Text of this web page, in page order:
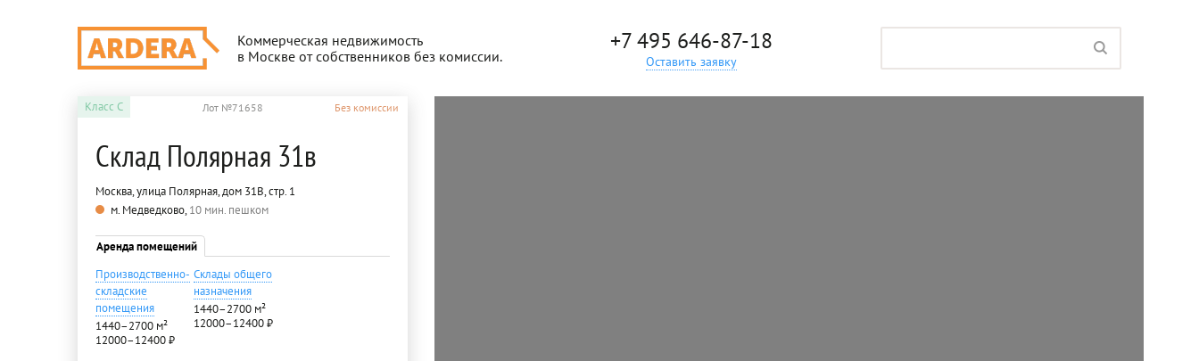
Коммерческая недвижимость
в Москве от собственников без комиссии.
+7 495 646-87-18
Оставить заявку
Класс C Лот №71658 Без комиссии
Склад Полярная 31в
Москва, улица Полярная, дом 31В, стр. 1
м. Медведково,10 мин. пешком
Аренда помещений
Производственно-
складские
помещения
1440–2700 м²
12000–12400 ₽
Склады общего
назначения
1440–2700 м²
12000–12400 ₽